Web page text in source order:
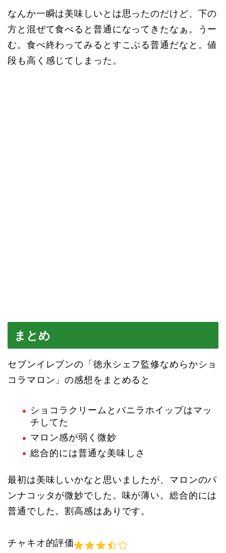
なんか一瞬は美味しいとは思ったのだけど、下の
方と混ぜて食べると普通になってきたなぁ。うー
む。食べ終わってみるとすこぶる普通だなと。値
段も高く感じてしまった。
まとめ
セブンイレブンの「徳永シェフ監修なめらかショ
コラマロン」の感想をまとめると
ショコラクリームとバニラホイップはマッ
チしてた
マロン感が弱く微妙
総合的には普通な美味しさ
最初は美味しいかなと思いましたが、マロンのパ
ンナコッタが微妙でした。味が薄い。総合的には
普通でした。割高感はありです。
チャキオ的評価